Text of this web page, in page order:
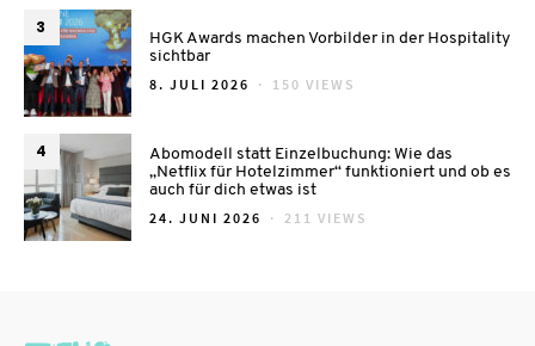
3
HGK Awards machen Vorbilder in der Hospitality
sichtbar
POSTED
8. JULI 2026 150 VIEWS
4
Abomodell statt Einzelbuchung: Wie das
„Netflix für Hotelzimmer“ funktioniert und ob es
auch für dich etwas ist
POSTED
24. JUNI 2026 211 VIEWS